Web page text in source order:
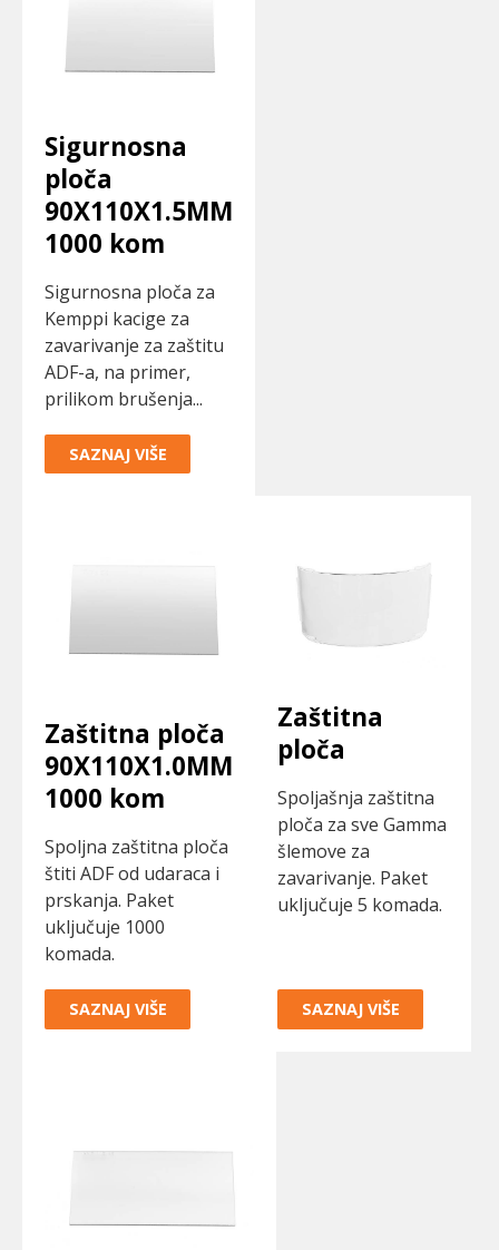
Sigurnosna
ploča
90X110X1.5MM
1000 kom
Sigurnosna ploča za
Kemppi kacige za
zavarivanje za zaštitu
ADF-a, na primer,
prilikom brušenja...
SAZNAJ VIŠE
Zaštitna ploča
90X110X1.0MM
1000 kom
Spoljna zaštitna ploča
štiti ADF od udaraca i
prskanja. Paket
uključuje 1000
komada.
SAZNAJ VIŠE
Zaštitna
ploča
Spoljašnja zaštitna
ploča za sve Gamma
šlemove za
zavarivanje. Paket
uključuje 5 komada.
SAZNAJ VIŠE